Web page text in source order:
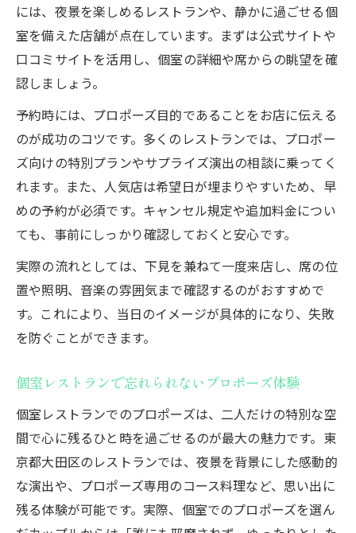
には、夜景を楽しめるレストランや、静かに過ごせる個
室を備えた店舗が点在しています。まずは公式サイトや
口コミサイトを活用し、個室の詳細や席からの眺望を確
認しましょう。
予約時には、プロポーズ目的であることをお店に伝える
のが成功のコツです。多くのレストランでは、プロポー
ズ向けの特別プランやサプライズ演出の相談に乗ってく
れます。また、人気店は希望日が埋まりやすいため、早
めの予約が必須です。キャンセル規定や追加料金につい
ても、事前にしっかり確認しておくと安心です。
実際の流れとしては、下見を兼ねて一度来店し、席の位
置や照明、音楽の雰囲気まで確認するのがおすすめで
す。これにより、当日のイメージが具体的になり、失敗
を防ぐことができます。
個室レストランで忘れられないプロポーズ体験
個室レストランでのプロポーズは、二人だけの特別な空
間で心に残るひと時を過ごせるのが最大の魅力です。東
京都大田区のレストランでは、夜景を背景にした感動的
な演出や、プロポーズ専用のコース料理など、思い出に
残る体験が可能です。実際、個室でのプロポーズを選ん